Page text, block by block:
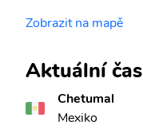
Zobrazit na mapě
Aktuální čas
Chetumal
Mexiko